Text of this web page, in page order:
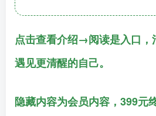
点击查看介绍→阅读是入口，
遇见更清醒的自己。
隐藏内容为会员内容，399元